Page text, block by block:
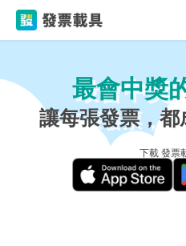
最會中獎
讓每張發票，
下載 發票